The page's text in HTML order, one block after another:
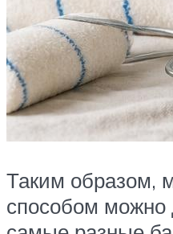
Таким образом,
способом можно